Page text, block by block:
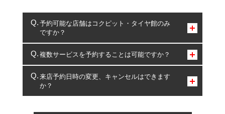
予約可能な店舗はコクピット・タイヤ館のみ
ですか？
コクピット・タイヤ館のみとなります。
複数サービスを予約することは可能ですか？
複数サービスのご予約は可能です。
一部の商品・サービスの組み合わせに限り、同時にご予約が
出来ないものもございます。
来店予約日時の変更、キャンセルはできます
か？